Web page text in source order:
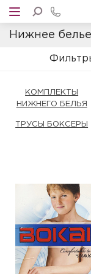
Нижнее
КОМПЛЕКТЫ
НИЖНЕГО БЕЛЬЯ
ТРУСЫ БОКСЕРЫ